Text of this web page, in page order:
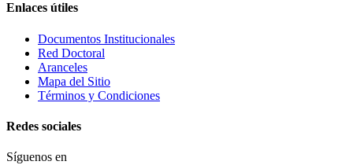
Enlaces útiles
Documentos Institucionales
Red Doctoral
Aranceles
Mapa del Sitio
Términos y Condiciones
Redes sociales
Síguenos en